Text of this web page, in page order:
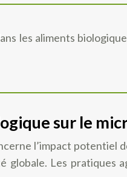
les aliments
sur le
l’impact potentiel
globale. Les